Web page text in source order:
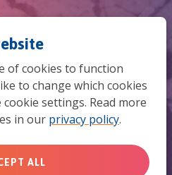
of cookies to function
to change which cookies
settings. Read more
in our privacy policy.
ALL